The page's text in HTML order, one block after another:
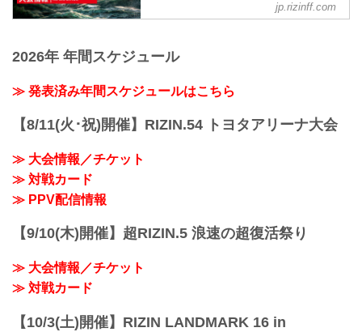
日時
15:30開始（予定）
RIZIN FFオフィシャルサイトにてご案内
します。
さいたまスーパーアリーナ
jp.rizinff.com
2026年 年間スケジュール
≫ 発表済み年間スケジュールはこちら
【8/11(火･祝)開催】RIZIN.54 トヨタアリーナ大会
≫ 大会情報／チケット
≫ 対戦カード
≫ PPV配信情報
【9/10(木)開催】超RIZIN.5 浪速の超復活祭り
≫ 大会情報／チケット
≫ 対戦カード
【10/3(土)開催】RIZIN LANDMARK 16 in